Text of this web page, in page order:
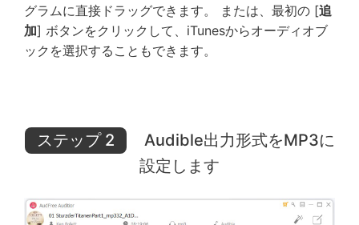
グラムに直接ドラッグできます。 または、最初の [追
加] ボタンをクリックして、iTunesからオーディオブ
ックを選択することもできます。
ステップ 2
Audible出力形式をMP3に
設定します